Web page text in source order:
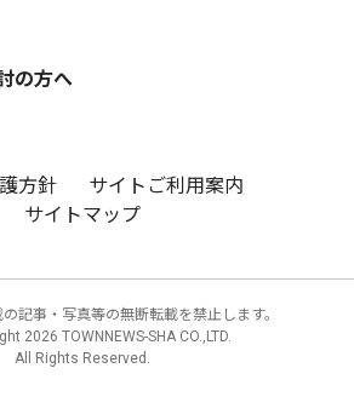
の方へ
方針
サイトご利用案内
サイトマップ
記事・写真等の無断転載を禁止します。
2026 TOWNNEWS-SHA CO.,LTD.
All Rights Reserved.